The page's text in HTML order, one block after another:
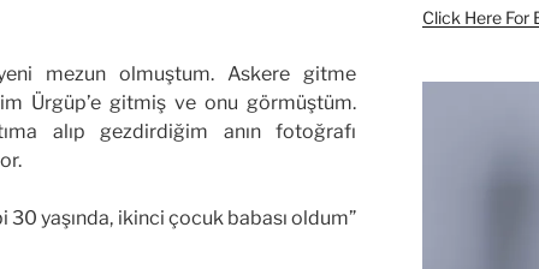
mezun olmuştum. Askere gitme
Ürgüp’e gitmiş ve onu görmüştüm.
alıp gezdirdiğim anın fotoğrafı
yaşında, ikinci çocuk babası oldum”
Click Here For